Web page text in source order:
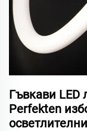
Гъвкави LED
Perfekten